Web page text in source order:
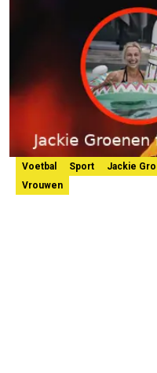
Voetbal Sport Jackie
Vrouwen